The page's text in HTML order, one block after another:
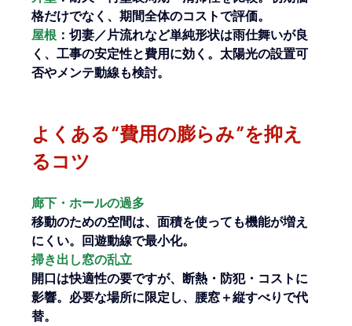
格だけでなく、期間全体のコストで評価。
屋根 ：切妻／片流れなど単純形状は雨仕舞いが良
く、工事の安定性と費用に効く。太陽光の設置可
否やメンテ動線も検討。
よくある“費用の膨らみ”を抑え
るコツ
廊下・ホールの過多
移動のための空間は、面積を使っても機能が増え
にくい。回遊動線で最小化。
掃き出し窓の乱立
開口は快適性の要ですが、断熱・防犯・コストに
影響。必要な場所に限定し、腰窓＋縦すべりで代
替。